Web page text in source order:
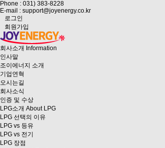
Phone : 031) 383-8228
E-mail : support@joyenergy.co.kr
로그인
회원가입
회사소개 Information
인사말
조이에너지 소개
기업연혁
오시는길
회사소식
인증 및 수상
LPG소개 About LPG
LPG 선택의 이유
LPG vs 등유
LPG vs 전기
LPG 장점